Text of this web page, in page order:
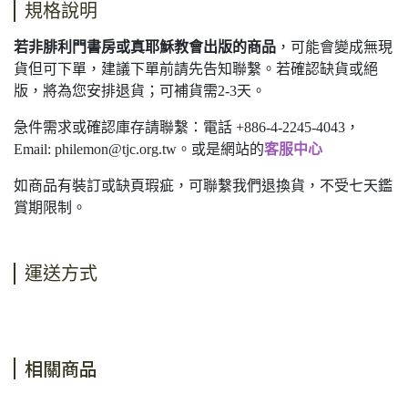
規格說明
若非腓利門書房或真耶穌教會出版的商品 ，可能會變成無現
貨但可下單，建議下單前請先告知聯繫。若確認缺貨或絕
版，將為您安排退貨；可補貨需2-3天。
急件需求或確認庫存請聯繫：電話 +886-4-2245-4043，
Email: philemon@tjc.org.tw 。或是網站的客服中心
如商品有裝訂或缺頁瑕疵，可聯繫我們退換貨，不受七天鑑
賞期限制。
運送方式
相關商品